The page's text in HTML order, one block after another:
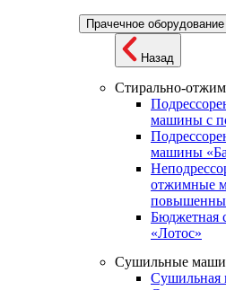
Прачечное оборудование
Назад
Стирально-
машины с
машины
отжимные
Бюджетная
«Лотос»
Сушильные
Сушильная